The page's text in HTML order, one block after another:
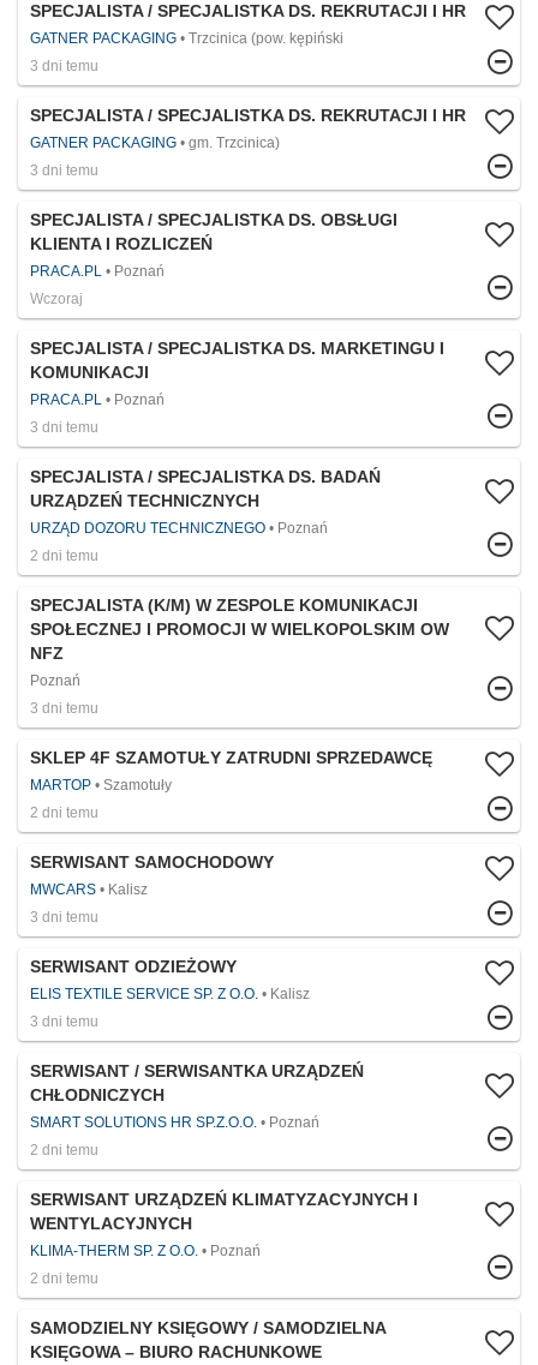
SPECJALISTA / SPECJALISTKA DS. REKRUTACJI I HR
GATNER PACKAGING
Trzcinica (pow. kępiński
3 dni temu
SPECJALISTA / SPECJALISTKA DS. REKRUTACJI I HR
GATNER PACKAGING
gm. Trzcinica)
3 dni temu
SPECJALISTA / SPECJALISTKA DS. OBSŁUGI
KLIENTA I ROZLICZEŃ
PRACA.PL
Poznań
Wczoraj
SPECJALISTA / SPECJALISTKA DS. MARKETINGU I
KOMUNIKACJI
PRACA.PL
Poznań
3 dni temu
SPECJALISTA / SPECJALISTKA DS. BADAŃ
URZĄDZEŃ TECHNICZNYCH
URZĄD DOZORU TECHNICZNEGO
Poznań
2 dni temu
SPECJALISTA (K/M) W ZESPOLE KOMUNIKACJI
SPOŁECZNEJ I PROMOCJI W WIELKOPOLSKIM OW
NFZ
Poznań
3 dni temu
SKLEP 4F SZAMOTUŁY ZATRUDNI SPRZEDAWCĘ
MARTOP
Szamotuły
2 dni temu
SERWISANT SAMOCHODOWY
MWCARS
Kalisz
3 dni temu
SERWISANT ODZIEŻOWY
ELIS TEXTILE SERVICE SP. Z O.O.
Kalisz
3 dni temu
SERWISANT / SERWISANTKA URZĄDZEŃ
CHŁODNICZYCH
SMART SOLUTIONS HR SP.Z.O.O.
Poznań
2 dni temu
SERWISANT URZĄDZEŃ KLIMATYZACYJNYCH I
WENTYLACYJNYCH
KLIMA-THERM SP. Z O.O.
Poznań
2 dni temu
SAMODZIELNY KSIĘGOWY / SAMODZIELNA
KSIĘGOWA – BIURO RACHUNKOWE